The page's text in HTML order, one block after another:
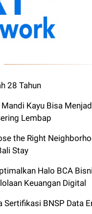
28 Tahun
Kayu Bisa
Lembap
the Right
Stay
Halo BCA
Keuangan Digital
Sertifikasi BNSP Data